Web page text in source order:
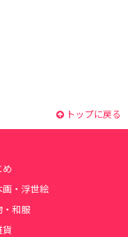
トップに戻る
め
画・浮世絵
・和服
貨